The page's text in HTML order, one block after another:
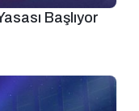
Başlıyor